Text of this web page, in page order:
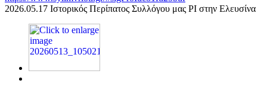
2026.05.17 Ιστορικός Περίπατος Συλλόγου μας ΡΙ στην Ελευσίνα